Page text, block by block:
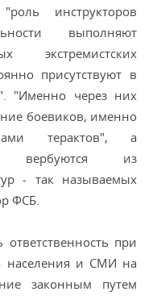
инструкторов
выполняют
экстремистских
присутствуют в
"Именно через них
боевиков, именно
терактов", а
вербуются из
- так называемых
ФСБ.
при
населения и СМИ на
законным путем